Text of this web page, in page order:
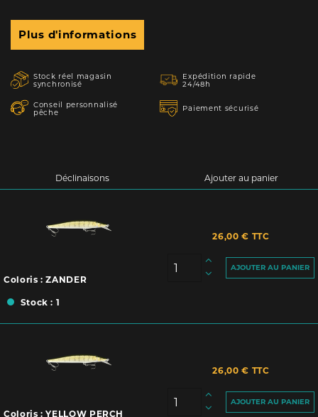
Plus d'informations
Stock réel magasin
synchronisé
Expédition rapide
24/48h
Conseil personnalisé
pêche
Paiement sécurisé
Déclinaisons Ajouter au panier
Coloris : ZANDER
Stock : 1
26,00 € TTC
AJOUTER AU PANIER
Coloris : YELLOW PERCH
26,00 € TTC
AJOUTER AU PANIER